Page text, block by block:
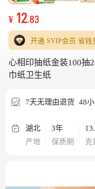
¥ 12.83
开通 SVIP会员 省钱
心相印抽纸金装100抽
巾纸卫生纸
7天无理由退货 48
湖北
产地
3年
保质期
克